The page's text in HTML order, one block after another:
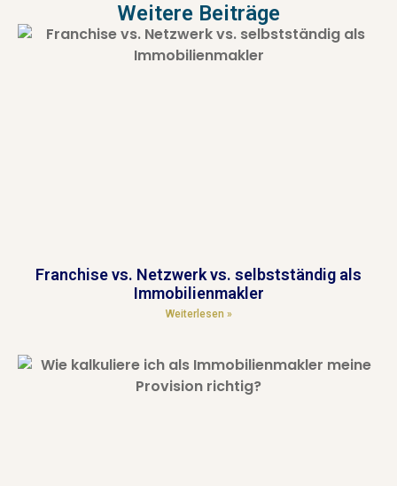
Weitere Beiträge
Franchise vs. Netzwerk vs. selbstständig als
Immobilienmakler
Weiterlesen »